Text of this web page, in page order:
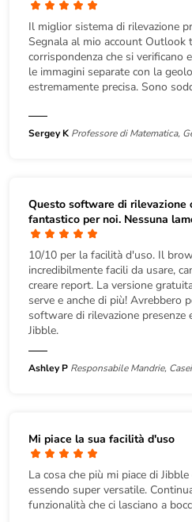
Il miglior sistema di rilevazione
Segnala al mio account
corrispondenza che si verificano
le immagini separate con la
estremamente precisa. Sono
Sergey K Professore di Matematica,
Questo software di rilevazione
fantastico per noi. Nessuna
10/10 per la facilità d'uso. Il
incredibilmente facili da usare,
creare report. La versione
serve e anche di più! Avrebbero
software di rilevazione presenze
Jibble.
Ashley P Responsabile Mandrie,
Mi piace la sua facilità d'uso
La cosa che più mi piace di
essendo super versatile.
funzionalità che ci lasciano a